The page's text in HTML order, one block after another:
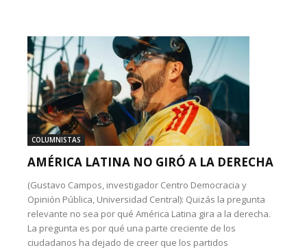
COLUMNISTAS
AMÉRICA LATINA NO GIRÓ A LA DERECHA
(Gustavo Campos, investigador Centro Democracia y
Opinión Pública, Universidad Central): Quizás la pregunta
relevante no sea por qué América Latina gira a la derecha.
La pregunta es por qué una parte creciente de los
ciudadanos ha dejado de creer que los partidos